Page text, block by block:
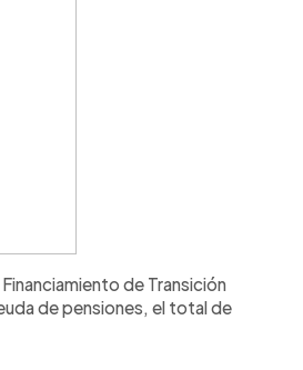
de Transición
de pensiones, el total de